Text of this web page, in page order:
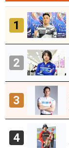
1
2
3
4